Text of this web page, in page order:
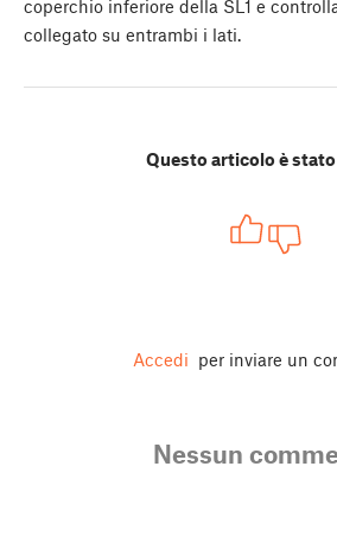
coperchio inferiore della SL1 e
collegato su entrambi i lati.
Questo articolo è
Accedi per inviare un
Nessun